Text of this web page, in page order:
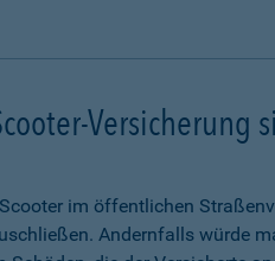
Versicherung
im öffentlichen
Andernfalls würde